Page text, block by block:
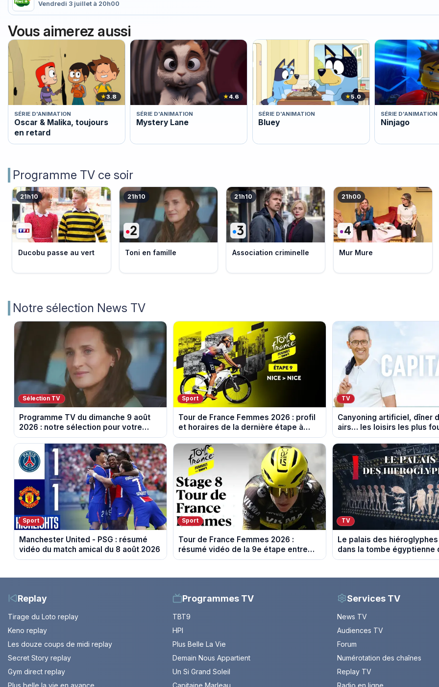
Vendredi 3 juillet à 20h00
Vous aimerez aussi
★3.8
SÉRIE D'ANIMATION
Oscar & Malika, toujours
en retard
★4.6
SÉRIE D'ANIMATION
Mystery Lane
★5.0
SÉRIE D'ANIMATION
Bluey
SÉRIE D'ANIMATION
Ninjago
Programme TV ce soir
21h10
Ducobu passe au vert
21h10
Toni en famille
21h10
Association criminelle
21h00
Mur Mure
Notre sélection News TV
Sélection TV
Programme TV du dimanche 9 août
2026 : notre sélection pour votre
soirée télé
Sport
Tour de France Femmes 2026 : profil
et horaires de la dernière étape à
Nice
TV
Canyoning artificiel, dîner
airs… les loisirs les plus
au crible dans Capital
Sport
Manchester United - PSG : résumé
vidéo du match amical du 8 août 2026
Sport
Tour de France Femmes 2026 :
résumé vidéo de la 9e étape entre
Sisteron et Nice
TV
Le palais des
dans la tombe égyptienne
les archéologues
Replay
Tirage du Loto replay
Keno replay
Les douze coups de midi replay
Secret Story replay
Gym direct replay
Plus belle la vie en avance
Programmes TV
TBT9
HPI
Plus Belle La Vie
Demain Nous Appartient
Un Si Grand Soleil
Capitaine Marleau
Services TV
News TV
Audiences TV
Forum
Numérotation des chaînes
Replay TV
Radio en ligne